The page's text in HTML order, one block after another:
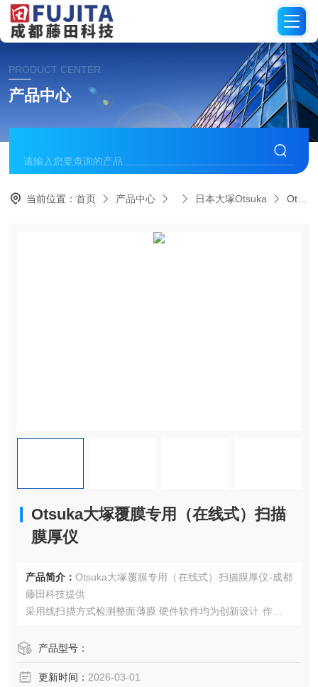
PRODUCT CENTER
产品中心
当前位置：首页 产品中心 日本大塚Otsuka Otsuka大塚覆膜专用（在线式）扫描膜厚仪
Otsuka大塚覆膜专用（在线式）扫描
膜厚仪
产品简介： Otsuka大塚覆膜专用（在线式）扫描膜厚仪-成都
藤田科技提供
采用线扫描方式检测整面薄膜 硬件软件均为创新设计 作为专
量 不受偏差影响 可对应宽幅样...
产品型号：
更新时间： 2026-03-01